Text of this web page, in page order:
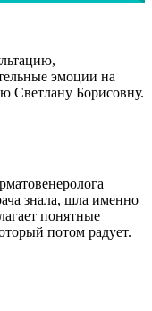
эмоции на
Светлану Борисовну.
знала, шла именно
понятные
потом радует.